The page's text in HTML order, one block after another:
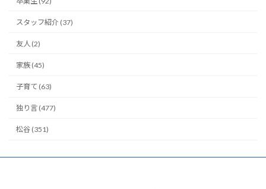
スタッフ紹介 (37)
友人 (2)
家族 (45)
子育て (63)
独り言 (477)
松谷 (351)